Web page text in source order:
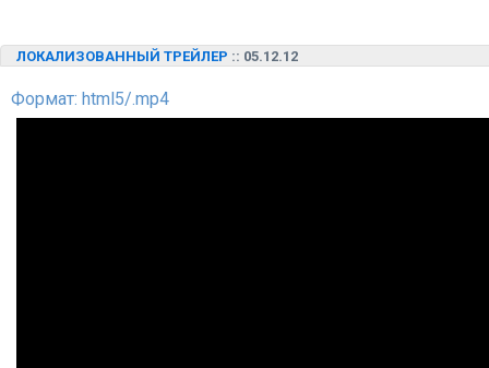
ЛОКАЛИЗОВАННЫЙ ТРЕЙЛЕР :: 05.12.12
Формат: html5/.mp4